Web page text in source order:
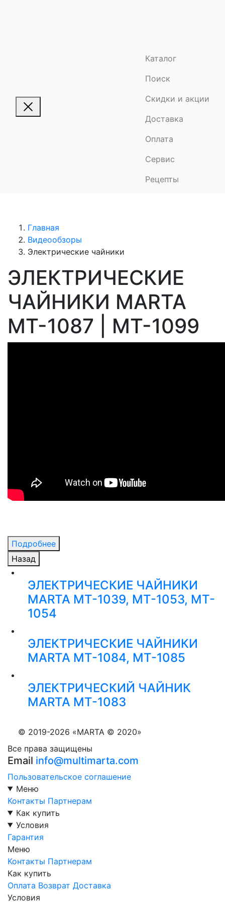
Каталог
Поиск
Скидки и акции
Доставка
Оплата
Сервис
Рецепты
Главная
Видеообзоры
Электрические чайники
ЭЛЕКТРИЧЕСКИЕ
ЧАЙНИКИ MARTA
MT-1087 | MT-1099
Подробнее
Назад
ЭЛЕКТРИЧЕСКИЕ ЧАЙНИКИ
MARTA MT-1039, MT-1053, MT-
1054
ЭЛЕКТРИЧЕСКИЕ ЧАЙНИКИ
MARTA MT-1084, MT-1085
ЭЛЕКТРИЧЕСКИЙ ЧАЙНИК
MARTA MT-1083
© 2019-2026 «MARTA © 2020»
Все права защищены
Email info@multimarta.com
Пользовательское соглашение
Меню
Контакты Партнерам
Как купить
Условия
Гарантия
Меню
Контакты Партнерам
Как купить
Оплата Возврат Доставка
Условия